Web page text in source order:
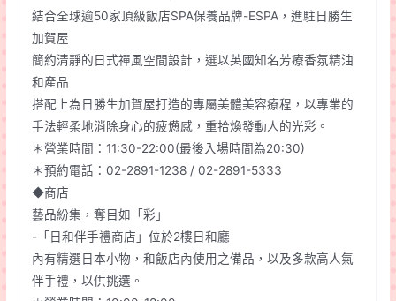
結合全球逾50家頂級飯店SPA保養品牌-ESPA，進駐日勝生
加賀屋
簡約清靜的日式禪風空間設計，選以英國知名芳療香氛精油
和產品
搭配上為日勝生加賀屋打造的專屬美體美容療程，以專業的
手法輕柔地消除身心的疲憊感，重拾煥發動人的光彩。
＊營業時間：11:30-22:00(最後入場時間為20:30)
＊預約電話：02-2891-1238 / 02-2891-5333
◆商店
藝品紛集，奪目如「彩」
-「日和伴手禮商店」位於2樓日和廳
內有精選日本小物，和飯店內使用之備品，以及多款高人氣
伴手禮，以供挑選。